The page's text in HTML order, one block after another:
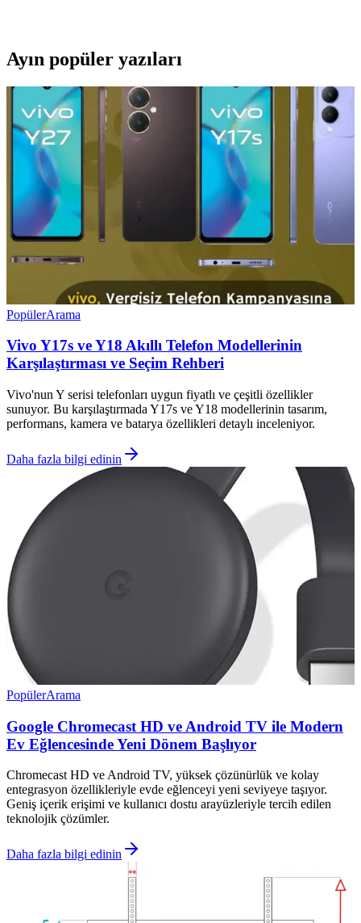
Ayın popüler yazıları
PopülerArama
Vivo Y17s ve Y18 Akıllı Telefon Modellerinin
Karşılaştırması ve Seçim Rehberi
Vivo'nun Y serisi telefonları uygun fiyatlı ve çeşitli özellikler
sunuyor. Bu karşılaştırmada Y17s ve Y18 modellerinin tasarım,
performans, kamera ve batarya özellikleri detaylı inceleniyor.
Daha fazla bilgi edinin
PopülerArama
Google Chromecast HD ve Android TV ile Modern
Ev Eğlencesinde Yeni Dönem Başlıyor
Chromecast HD ve Android TV, yüksek çözünürlük ve kolay
entegrasyon özellikleriyle evde eğlenceyi yeni seviyeye taşıyor.
Geniş içerik erişimi ve kullanıcı dostu arayüzleriyle tercih edilen
teknolojik çözümler.
Daha fazla bilgi edinin